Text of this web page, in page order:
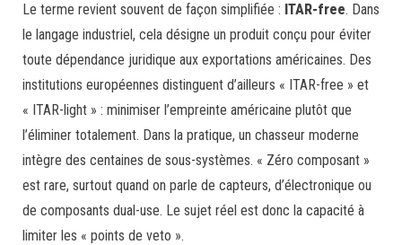
Le terme revient souvent de façon simplifiée : ITAR-free. Dans
le langage industriel, cela désigne un produit conçu pour éviter
toute dépendance juridique aux exportations américaines. Des
institutions européennes distinguent d’ailleurs « ITAR-free » et
« ITAR-light » : minimiser l’empreinte américaine plutôt que
l’éliminer totalement. Dans la pratique, un chasseur moderne
intègre des centaines de sous-systèmes. « Zéro composant »
est rare, surtout quand on parle de capteurs, d’électronique ou
de composants dual-use. Le sujet réel est donc la capacité à
limiter les « points de veto ».